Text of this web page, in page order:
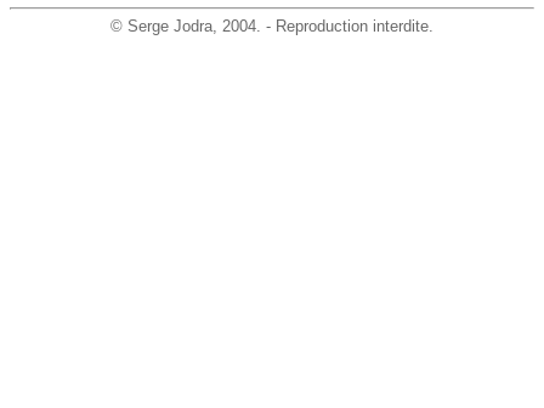
© Serge Jodra, 2004. - Reproduction interdite.